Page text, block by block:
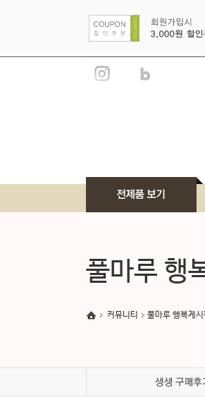
풀마루 행
커뮤니티 풀마루 행복게